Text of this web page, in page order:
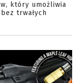
który umożliwia
trwałych